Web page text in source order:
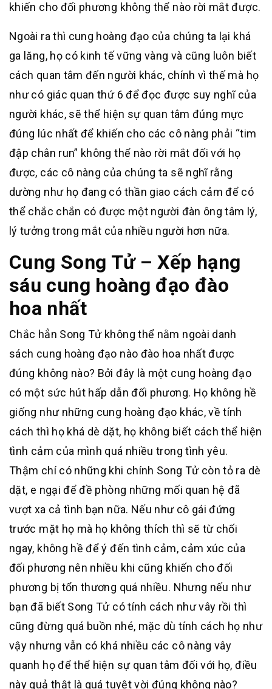
khiến cho đối phương không thể nào rời mắt được.
Ngoài ra thì cung hoàng đạo của chúng ta lại khá
ga lăng, họ có kinh tế vững vàng và cũng luôn biết
cách quan tâm đến người khác, chính vì thế mà họ
như có giác quan thứ 6 để đọc được suy nghĩ của
người khác, sẽ thể hiện sự quan tâm đúng mực
đúng lúc nhất để khiến cho các cô nàng phải “tim
đập chân run” không thể nào rời mắt đối với họ
được, các cô nàng của chúng ta sẽ nghĩ rằng
dường như họ đang có thần giao cách cảm để có
thể chắc chắn có được một người đàn ông tâm lý,
lý tưởng trong mắt của nhiều người hơn nữa.
Cung Song Tử – Xếp hạng
sáu cung hoàng đạo đào
hoa nhất
Chắc hẳn Song Tử không thể nằm ngoài danh
sách cung hoàng đạo nào đào hoa nhất được
đúng không nào? Bởi đây là một cung hoàng đạo
có một sức hút hấp dẫn đối phương. Họ không hề
giống như những cung hoàng đạo khác, về tính
cách thì họ khá dè dặt, họ không biết cách thể hiện
tình cảm của mình quá nhiều trong tình yêu.
Thậm chí có những khi chính Song Tử còn tỏ ra dè
dặt, e ngại để đề phòng những mối quan hệ đã
vượt xa cả tình bạn nữa. Nếu như cô gái đứng
trước mặt họ mà họ không thích thì sẽ từ chối
ngay, không hề để ý đến tình cảm, cảm xúc của
đối phương nên nhiều khi cũng khiến cho đối
phương bị tổn thương quá nhiều. Nhưng nếu như
bạn đã biết Song Tử có tính cách như vây rồi thì
cũng đừng quá buồn nhé, mặc dù tính cách họ như
vậy nhưng vẫn có khá nhiều các cô nàng vây
quanh họ để thể hiện sự quan tâm đối với họ, điều
này quả thật là quá tuyệt vời đúng không nào?